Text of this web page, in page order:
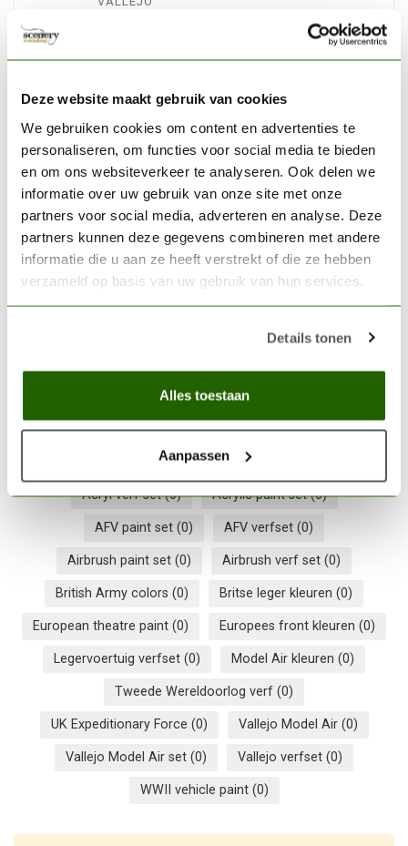
Deze website maakt gebruik van cookies
We gebruiken cookies om content en advertenties te
personaliseren, om functies voor social media te bieden
en om ons websiteverkeer te analyseren. Ook delen we
informatie over uw gebruik van onze site met onze
partners voor social media, adverteren en analyse. Deze
partners kunnen deze gegevens combineren met andere
informatie die u aan ze heeft verstrekt of die ze hebben
verzameld op basis van uw gebruik van hun services.
Details tonen
Alles toestaan
Aanpassen
kleuren - 17ml - 71186
Niet op voorraad
AK INTERACTIVE
AK interactive Exhaust
Stains Weathering Set -
AIR series - 5x35ml -
AK2037
Op voorraad
€18,75
VALLEJO
Niet op voorraad
€3,06
17ml paint pots(0) 17ml verfpotjes
Acryl verf set(0) Acrylic paint set(0)
AFV paint set (0) AFV verfset (0)
Airbrush paint set (0) Airbrush verf set (0)
British Army colors (0) Britse leger kleuren (0)
European theatre paint (0) Europees front kleuren (0)
Legervoertuig verfset (0) Model Air kleuren (0)
Tweede Wereldoorlog verf (0)
UK Expeditionary Force (0) Vallejo Model Air (0)
Vallejo Model Air set (0) Vallejo verfset (0)
WWII vehicle paint (0)